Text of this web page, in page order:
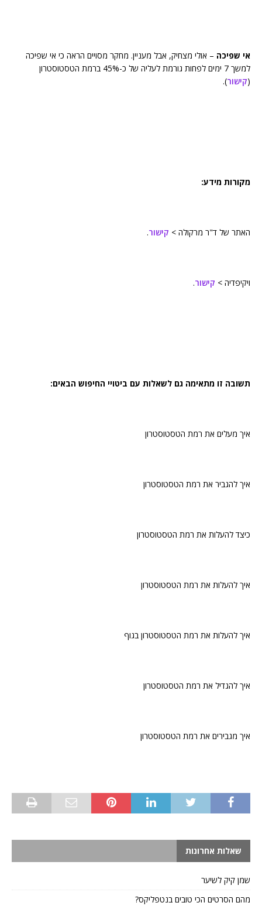
אי שפיכה – אולי מצחיק, אבל מעניין. מחקר מסויים הראה כי אי שפיכה
למשך 7 ימים לפחות גורמת לעליה של כ-45% ברמת הטסטוסטרון
(קישור).
מקורות מידע:
האתר של ד"ר מרקולה > קישור.
ויקיפדיה > קישור.
תשובה זו מתאימה גם לשאלות עם ביטויי החיפוש הבאים:
איך מעלים את רמת הטסטוסטרון
איך להגביר את רמת הטסטוסטרון
כיצד להעלות את רמת הטסטוסטרון
איך להעלות את רמת הטסטוסטרון
איך להעלות את רמת הטסטוסטרון בגוף
איך להגדיל את רמת הטסטוסטרון
איך מגבירים את רמת הטסטוסטרון
שאלות אחרונות
שמן קיק לשיער
מהם הסרטים הכי טובים בנטפליקס?